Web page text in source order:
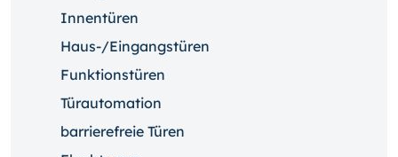
Innentüren
Haus-/Eingangstüren
Funktionstüren
Türautomation
barrierefreie Türen